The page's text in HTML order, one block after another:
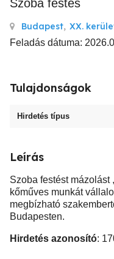
Szoba festés
Budapest, XX.
Feladás dátuma:
Tulajdonságok
Hirdetés típus
Leírás
Szoba festést
kőműves munkát
megbízható
Budapesten.
Hirdetés azonosító: